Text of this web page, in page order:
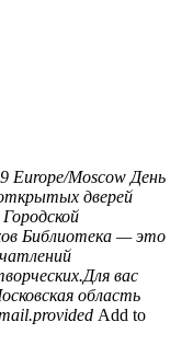
Europe/Moscow День
дверей
Библиотека — это
вас
область
Add to